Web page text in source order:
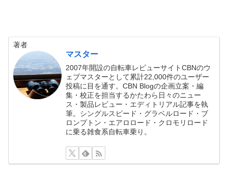
著者
マスター
2007年開設の自転車レビューサイトCBNのウ
ェブマスターとして累計22,000件のユーザー
投稿に目を通す。CBN Blogの企画立案・編
集・校正を担当するかたわら日々のニュー
ス・製品レビュー・エディトリアル記事を執
筆。シングルスピード・グラベルロード・ブ
ロンプトン・エアロロード・クロモリロード
に乗る雑食系自転車乗り。